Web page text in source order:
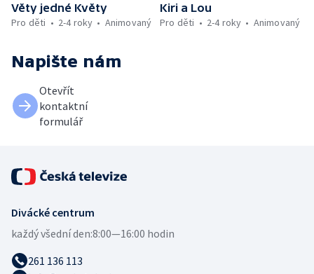
Věty jedné Květy
Pro děti
2-4 roky Animovaný
Kiri a Lou
Pro děti
2-4 roky Animovaný
Napište nám
Otevřít
kontaktní
formulář
Divácké centrum
každý všední den:8:00—16:00 hodin
261 136 113